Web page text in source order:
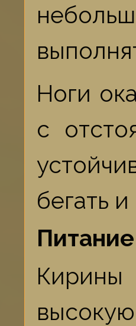
Ноги
с
бегать
Питание